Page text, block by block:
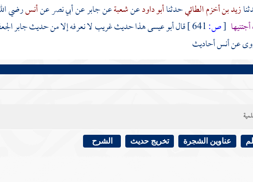
زيد بن أخزم الطائيحدثناأبو داودعنشعبةعنجابرعنأبي نصرعنأنسرضي
[ص: قال أبو عيسى هذا حديث غريب لا نعرفه إلا من حديثجابر
عنأنسأحاديث
عناوين الشجرة تخريج حديث الشرح